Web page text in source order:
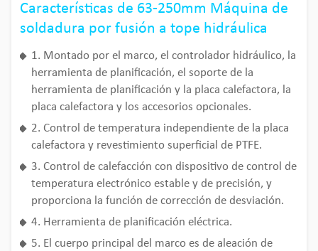
Características de 63-250mm Máquina de
soldadura por fusión a tope hidráulica
1. Montado por el marco, el controlador hidráulico, la
herramienta de planificación, el soporte de la
herramienta de planificación y la placa calefactora, la
placa calefactora y los accesorios opcionales.
2. Control de temperatura independiente de la placa
calefactora y revestimiento superficial de PTFE.
3. Control de calefacción con dispositivo de control de
temperatura electrónico estable y de precisión, y
proporciona la función de corrección de desviación.
4. Herramienta de planificación eléctrica.
5. El cuerpo principal del marco es de aleación de